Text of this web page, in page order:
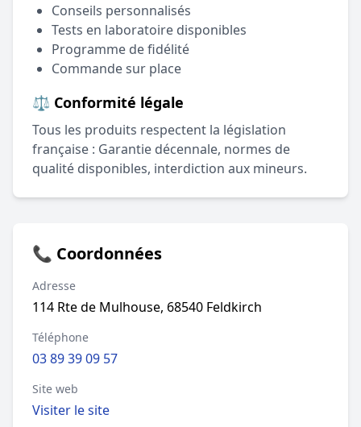
Conseils personnalisés
Tests en laboratoire disponibles
Programme de fidélité
Commande sur place
⚖️ Conformité légale
Tous les produits respectent la législation
française : Garantie décennale, normes de
qualité disponibles, interdiction aux mineurs.
📞 Coordonnées
Adresse
114 Rte de Mulhouse, 68540 Feldkirch
Téléphone
03 89 39 09 57
Site web
Visiter le site